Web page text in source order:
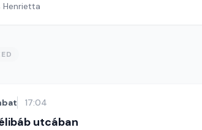
Henrietta
17:04
utcában